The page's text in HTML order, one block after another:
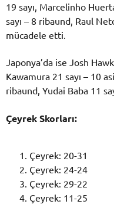
19 sayı, Marcelinho
sayı – 8 ribaund, Raul
mücadele etti.
Japonya’da ise Josh
Kawamura 21 sayı – 10
ribaund, Yudai Baba 11
Çeyrek Skorları:
Çeyrek: 20-31
Çeyrek: 24-24
Çeyrek: 29-22
Çeyrek: 11-25